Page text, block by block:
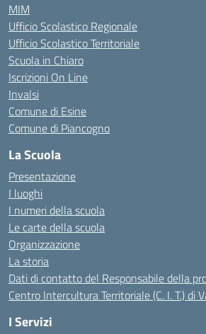
MIM
Ufficio Scolastico Regionale
Ufficio Scolastico Territoriale
Scuola in Chiaro
Iscrizioni On Line
Invalsi
Comune di Esine
Comune di Piancogno
La Scuola
Presentazione
I luoghi
I numeri della scuola
Le carte della scuola
Organizzazione
La storia
Dati di contatto del Responsabile della
Centro Intercultura Territoriale (C. I. T.) di
I Servizi